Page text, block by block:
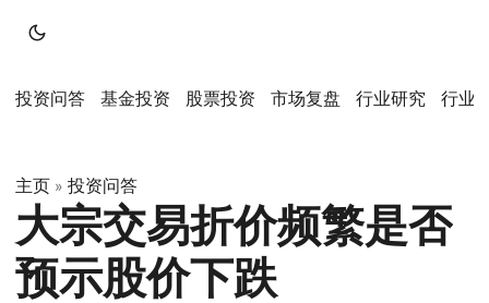
投资问答 基金投资 股票投资 市场复盘 行业研究 行业
主页 » 投资问答
大宗交易折价频繁是否
预示股价下跌